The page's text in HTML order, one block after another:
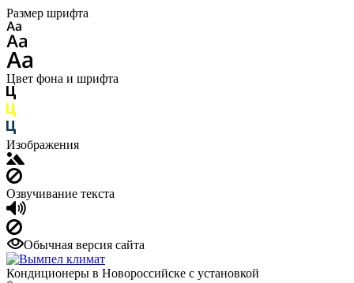
Размер шрифта
Цвет фона и шрифта
Изображения
Озвучивание текста
Обычная версия сайта
Кондиционеры в Новороссийске с установкой